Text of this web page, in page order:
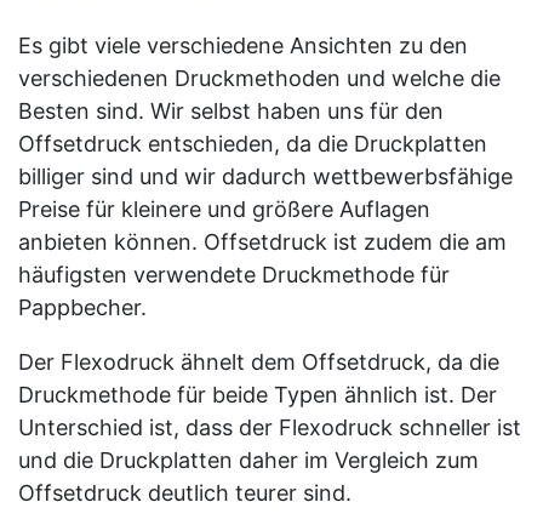
Es gibt viele verschiedene Ansichten zu den
verschiedenen Druckmethoden und welche die
Besten sind. Wir selbst haben uns für den
Offsetdruck entschieden, da die Druckplatten
billiger sind und wir dadurch wettbewerbsfähige
Preise für kleinere und größere Auflagen
anbieten können. Offsetdruck ist zudem die am
häufigsten verwendete Druckmethode für
Pappbecher.
Der Flexodruck ähnelt dem Offsetdruck, da die
Druckmethode für beide Typen ähnlich ist. Der
Unterschied ist, dass der Flexodruck schneller ist
und die Druckplatten daher im Vergleich zum
Offsetdruck deutlich teurer sind.